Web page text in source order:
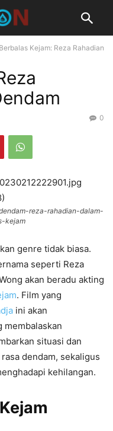
Berbalas Kejam: Reza Rahadian
0
reza-rahadian-dalam-
kejam
genre tidak biasa.
seperti Reza
akan beradu akting
. Film yang
ini akan
membalaskan
situasi dan
dendam, sekaligus
kehilangan.